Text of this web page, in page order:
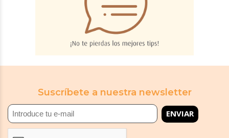
Suscríbete a nuestra newsletter